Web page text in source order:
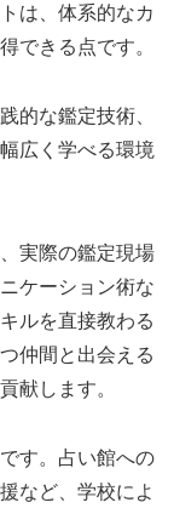
は、体系的なカ
できる点です。
的な鑑定技術、
広く学べる環境
実際の鑑定現場
ケーション術な
ルを直接教わる
仲間と出会える
献します。
す。占い館への
など、学校によ